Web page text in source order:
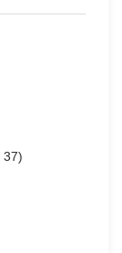
37)